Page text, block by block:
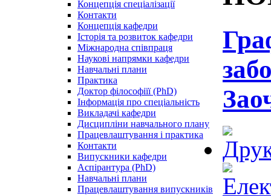
Концепція спеціалізації
Контакти
Концепція кафедри
Історія та розвиток кафедри
Міжнародна співпраця
Наукові напрямки кафедри
Навчальні плани
Практика
Доктор філософіїї (PhD)
Інформація про спеціальність
Викладачі кафедри
Дисципліни навчального плану
Працевлаштування і практика
Контакти
Випускники кафедри
Аспірантура (PhD)
Навчальні плани
Працевлаштування випускників